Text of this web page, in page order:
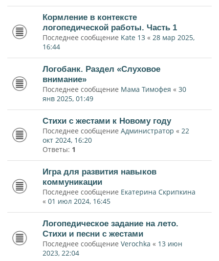
Кормление в контексте
логопедической работы. Часть 1
Последнее сообщение Kate 13 « 28 мар 2025,
16:44
Логобанк. Раздел «Слуховое
внимание»
Последнее сообщение Мама Тимофея « 30
янв 2025, 01:49
Стихи с жестами к Новому году
Последнее сообщение Администратор « 22
окт 2024, 16:20
Ответы: 1
Игра для развития навыков
коммуникации
Последнее сообщение Екатерина Скрипкина
« 01 июл 2024, 16:45
Логопедическое задание на лето.
Стихи и песни с жестами
Последнее сообщение Verochka « 13 июн
2023, 22:04